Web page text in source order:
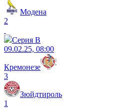
Модена
2
Серия B
09.02.25, 08:00
Кремонезе
3
Зюйдтироль
1